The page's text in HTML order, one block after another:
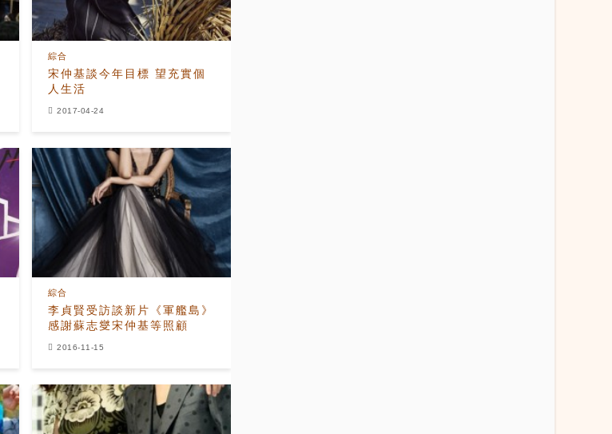
宋仲基談今年目標 望充實個
人生活
綜合
2017-04-24
李貞賢受訪談新片《軍艦島》
感謝蘇志燮宋仲基等照顧
綜合
2016-11-15